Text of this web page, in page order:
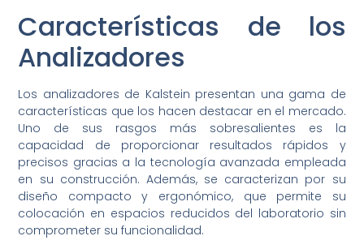
Características de los
Analizadores
Los analizadores de Kalstein presentan una gama de
características que los hacen destacar en el mercado.
Uno de sus rasgos más sobresalientes es la
capacidad de proporcionar resultados rápidos y
precisos gracias a la tecnología avanzada empleada
en su construcción. Además, se caracterizan por su
diseño compacto y ergonómico, que permite su
colocación en espacios reducidos del laboratorio sin
comprometer su funcionalidad.